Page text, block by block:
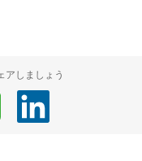
アしましょう